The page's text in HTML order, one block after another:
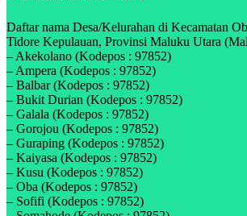
Daftar nama Desa/Kelurahan di Kecamatan
Tidore Kepulauan, Provinsi Maluku Utara
– Akekolano (Kodepos : 97852)
– Ampera (Kodepos : 97852)
– Balbar (Kodepos : 97852)
– Bukit Durian (Kodepos : 97852)
– Galala (Kodepos : 97852)
– Gorojou (Kodepos : 97852)
– Guraping (Kodepos : 97852)
– Kaiyasa (Kodepos : 97852)
– Kusu (Kodepos : 97852)
– Oba (Kodepos : 97852)
– Sofifi (Kodepos : 97852)